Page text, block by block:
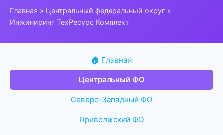
Главная » Центральный федеральный округ »
Инжиниринг ТехРесурс Комплект
🏠 Главная
Центральный ФО
Северо-Западный ФО
Приволжский ФО